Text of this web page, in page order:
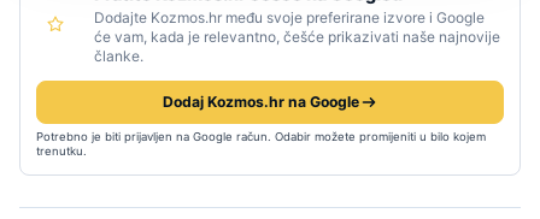
Dodajte Kozmos.hr među svoje preferirane izvore i Google
će vam, kada je relevantno, češće prikazivati naše najnovije
članke.
Dodaj Kozmos.hr na Google
Potrebno je biti prijavljen na Google račun. Odabir možete promijeniti u bilo kojem
trenutku.